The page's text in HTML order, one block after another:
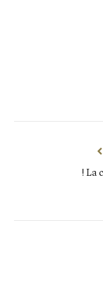
La